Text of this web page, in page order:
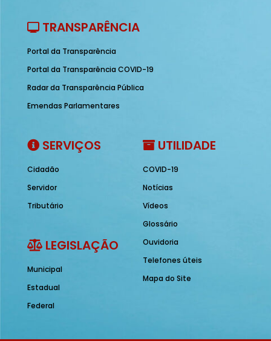
TRANSPARÊNCIA
Portal da Transparência
Portal da Transparência COVID-19
Radar da Transparência Pública
Emendas Parlamentares
SERVIÇOS
Cidadão
Servidor
Tributário
LEGISLAÇÃO
Municipal
Estadual
Federal
UTILIDADE
COVID-19
Notícias
Vídeos
Glossário
Ouvidoria
Telefones úteis
Mapa do Site